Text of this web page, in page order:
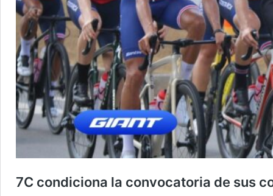
7C condiciona la convocatoria de sus